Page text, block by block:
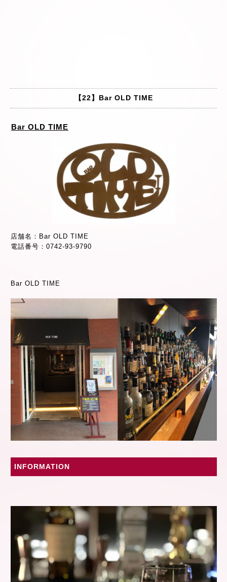
【22】Bar OLD TIME
Bar OLD TIME
店舗名：Bar OLD TIME
電話番号：0742-93-9790
Bar OLD TIME
INFORMATION